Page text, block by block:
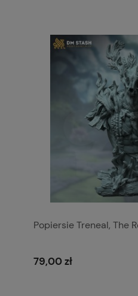
Popiersie Treneal, The
79,00 zł